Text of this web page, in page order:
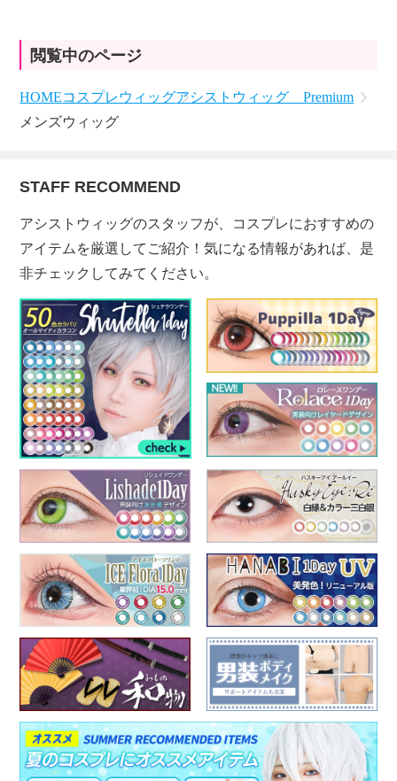
閲覧中のページ
HOMEコスプレウィッグアシストウィッグ Premium
メンズウィッグ
STAFF RECOMMEND
アシストウィッグのスタッフが、コスプレにおすすめの
アイテムを厳選してご紹介！気になる情報があれば、是
非チェックしてみてください。